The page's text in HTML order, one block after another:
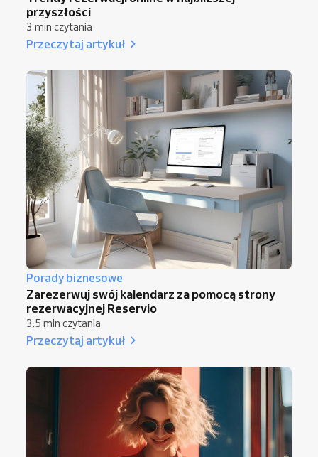
przyszłości
3 min czytania
Przeczytaj artykuł
Porady biznesowe
Zarezerwuj swój kalendarz za pomocą strony
rezerwacyjnej Reservio
3.5 min czytania
Przeczytaj artykuł